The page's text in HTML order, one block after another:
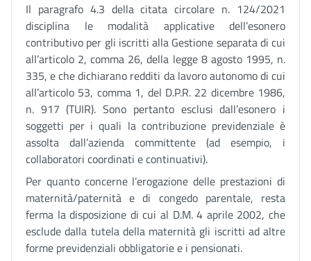
Il paragrafo 4.3 della citata circolare n. 124/2021
disciplina le modalità applicative dell’esonero
contributivo per gli iscritti alla Gestione separata di cui
all’articolo 2, comma 26, della legge 8 agosto 1995, n.
335, e che dichiarano redditi da lavoro autonomo di cui
all’articolo 53, comma 1, del D.P.R. 22 dicembre 1986,
n. 917 (TUIR). Sono pertanto esclusi dall’esonero i
soggetti per i quali la contribuzione previdenziale è
assolta dall’azienda committente (ad esempio, i
collaboratori coordinati e continuativi).
Per quanto concerne l’erogazione delle prestazioni di
maternità/paternità e di congedo parentale, resta
ferma la disposizione di cui al D.M. 4 aprile 2002, che
esclude dalla tutela della maternità gli iscritti ad altre
forme previdenziali obbligatorie e i pensionati.